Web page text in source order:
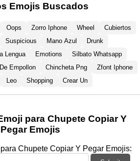
Emojis Buscados
Oops Zorro Iphone Wheel
Cubiertos
Suspicious Mano Azul
Drunk
Lengua
Emotions
Silbato Whatsapp
De Empollon Chincheta Png
Zfont Iphone
Leo Shopping Crear Un
para Chupete Copiar Y
Pegar Emojis
Chupete Copiar Y Pegar Emojis: